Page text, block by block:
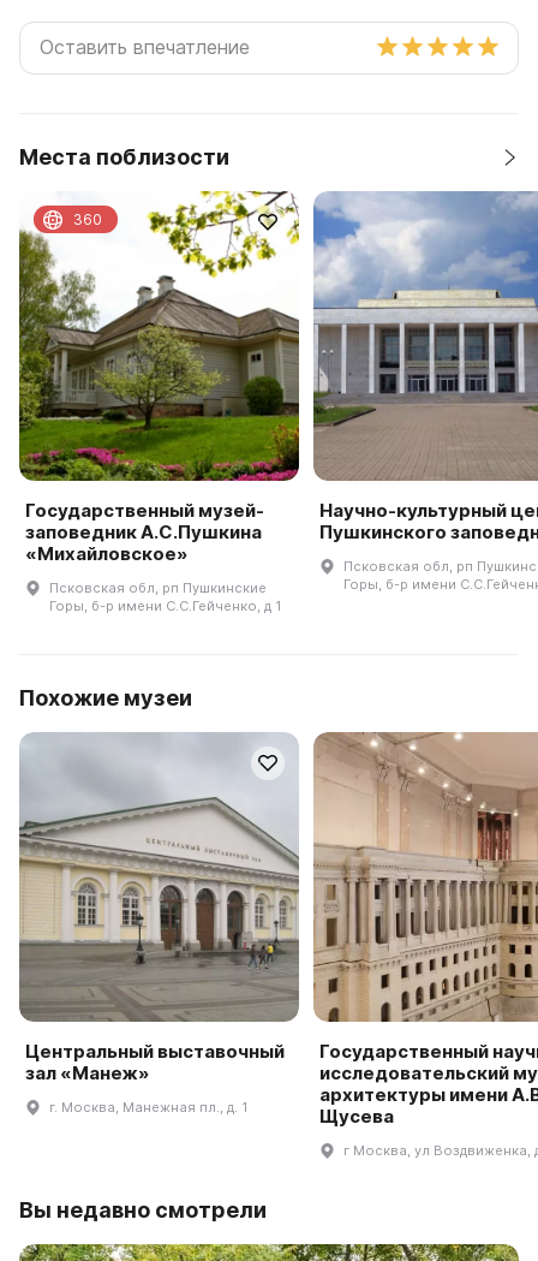
Места поблизости
Государственный музей-
заповедник А.С.Пушкина
«Михайловское»
Псковская обл, рп Пушкинские
Горы, б-р имени С.С.Гейченко, д 1
360
Научно-культурный
Пушкинского
Псковская обл, рп
Горы, б-р имени
Похожие музеи
Центральный выставочный
зал «Манеж»
г. Москва, Манежная пл., д. 1
Государственный
исследовательский
архитектуры имени
Щусева
г Москва, ул Воздвиженка,
Вы недавно смотрели